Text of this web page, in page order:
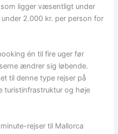
ligger væsentligt under
2.000 kr. per person for
én til fire uger før
ændrer sig løbende.
til denne type rejser på
turistinfrastruktur og høje
rejser til Mallorca